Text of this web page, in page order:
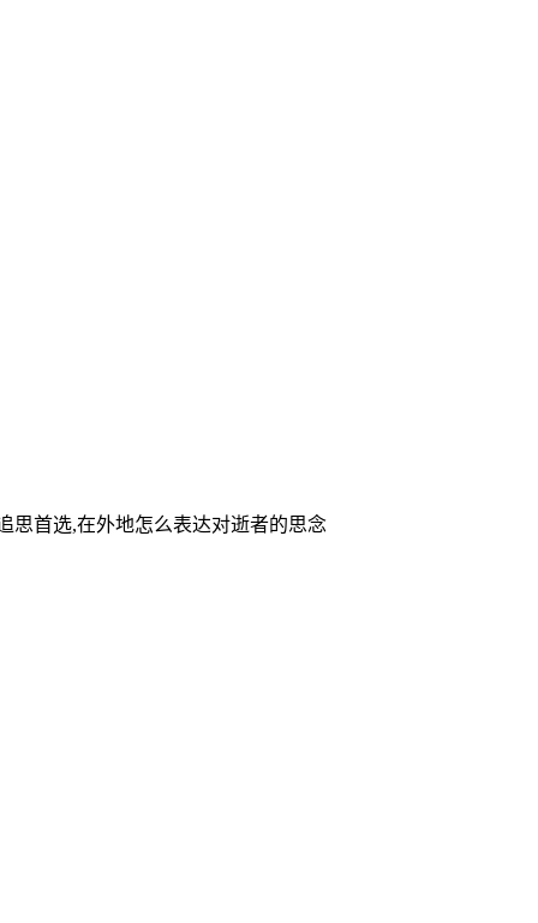
思首选,在外地怎么表达对逝者的思念